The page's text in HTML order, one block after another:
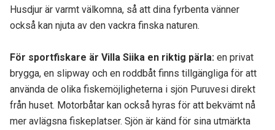
Husdjur är varmt välkomna, så att dina fyrbenta vänner
också kan njuta av den vackra finska naturen.
För sportfiskare är Villa Siika en riktig pärla: en privat
brygga, en slipway och en roddbåt finns tillgängliga för att
använda de olika fiskemöjligheterna i sjön Puruvesi direkt
från huset. Motorbåtar kan också hyras för att bekvämt nå
mer avlägsna fiskeplatser. Sjön är känd för sina utmärkta